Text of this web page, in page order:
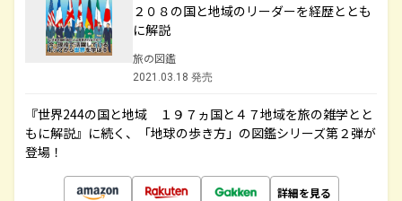
２０８の国と地域のリーダーを経歴ととも
に解説
旅の図鑑
2021.03.18 発売
『世界244の国と地域 １９７ヵ国と４７地域を旅の雑学とと
もに解説』に続く、「地球の歩き方」の図鑑シリーズ第２弾が
登場！
詳細を見る